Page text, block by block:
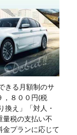
きる月額制のサ
，８００円(税
換え」「対人・
量税の支払い不
金プランに応じて